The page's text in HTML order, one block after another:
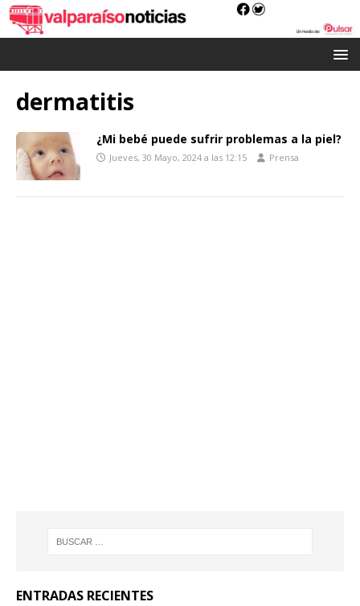
dermatitis
¿Mi bebé puede sufrir problemas a la piel?
Jueves, 30 Mayo, 2024 a las 12:15 Prensa
ENTRADAS RECIENTES